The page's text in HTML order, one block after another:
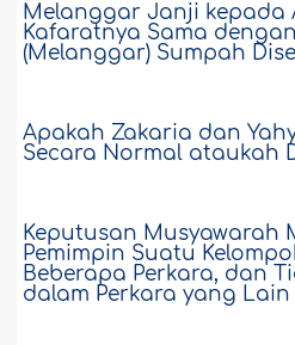
Melanggar Janji kepada
Kafaratnya Sama
(Melanggar) Sumpah
Apakah Zakaria dan
Secara Normal ataukah
Keputusan Musyawarah
Pemimpin Suatu
Beberapa Perkara, dan
dalam Perkara yang Lain